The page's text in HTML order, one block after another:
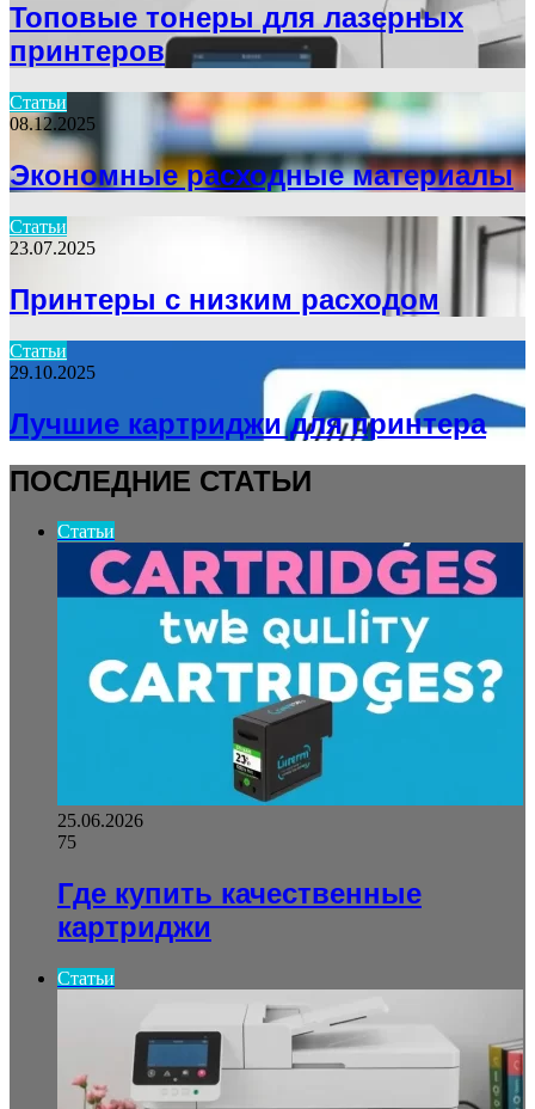
Топовые тонеры для лазерных
принтеров
Статьи
08.12.2025
Экономные расходные материалы
Статьи
23.07.2025
Принтеры с низким расходом
Статьи
29.10.2025
Лучшие картриджи для принтера
ПОСЛЕДНИЕ СТАТЬИ
Статьи
25.06.2026
75
Где купить качественные
картриджи
Статьи